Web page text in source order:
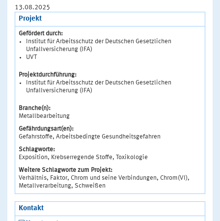
13.08.2025
Projekt
Gefördert durch:
Institut für Arbeitsschutz der Deutschen Gesetzlichen
Unfallversicherung (IFA)
UVT
Projektdurchführung:
Institut für Arbeitsschutz der Deutschen Gesetzlichen
Unfallversicherung (IFA)
Branche(n):
Metallbearbeitung
Gefährdungsart(en):
Gefahrstoffe, Arbeitsbedingte Gesundheitsgefahren
Schlagworte:
Exposition, Krebserregende Stoffe, Toxikologie
Weitere Schlagworte zum Projekt:
Verhältnis, Faktor, Chrom und seine Verbindungen, Chrom(VI),
Metallverarbeitung, Schweißen
Kontakt